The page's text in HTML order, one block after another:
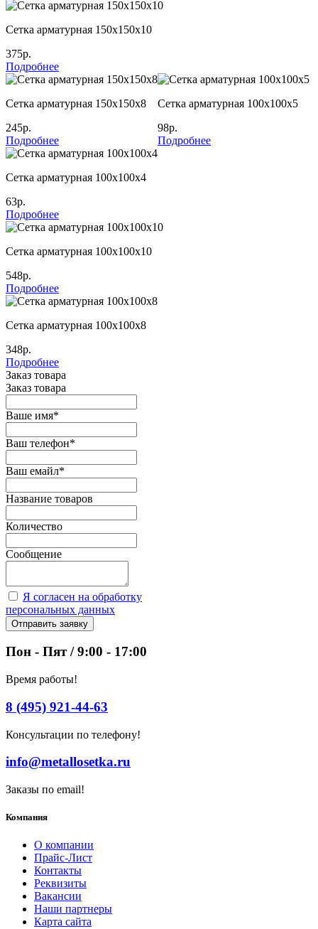
Сетка арматурная 150х150х10
375р.
Подробнее
Сетка арматурная 150х150х8
245р.
Подробнее
Сетка арматурная 100х100х5
98р.
Подробнее
Сетка арматурная 100х100х4
63р.
Подробнее
Сетка арматурная 100х100х10
548р.
Подробнее
Сетка арматурная 100х100х8
348р.
Подробнее
Заказ товара
Заказ товара
Ваше имя*
Ваш телефон*
Ваш емайл*
Название товаров
Количество
Сообщение
Я согласен на обработку
персональных данных
Отправить заявку
Пон - Пят / 9:00 - 17:00
Время работы!
8 (495) 921-44-63
Консультации по телефону!
info@metallosetka.ru
Заказы по email!
Компания
О компании
Прайс-Лист
Контакты
Реквизиты
Вакансии
Наши партнеры
Карта сайта